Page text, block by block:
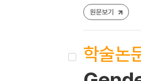
원문보기
학술논